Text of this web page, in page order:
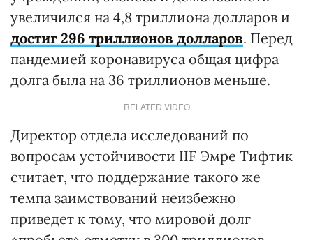
увеличился на 4,8 триллиона долларов и
достиг 296 триллионов долларов. Перед
пандемией коронавируса общая цифра
долга была на 36 триллионов меньше.
RELATED VIDEO
Директор отдела исследований по
вопросам устойчивости IIF Эмре Тифтик
считает, что поддержание такого же
темпа заимствований неизбежно
приведет к тому, что мировой долг